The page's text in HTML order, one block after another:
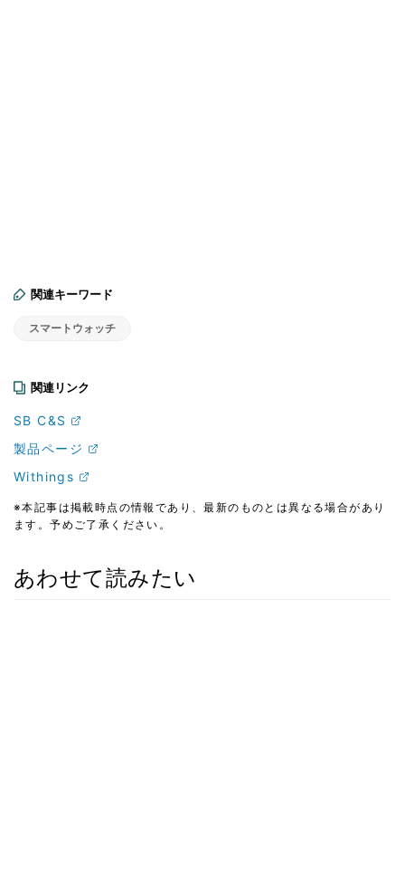
関連キーワード
スマートウォッチ
関連リンク
SB C&S
製品ページ
Withings
※本記事は掲載時点の情報であり、最新のものとは異なる場合があり
ます。予めご了承ください。
あわせて読みたい